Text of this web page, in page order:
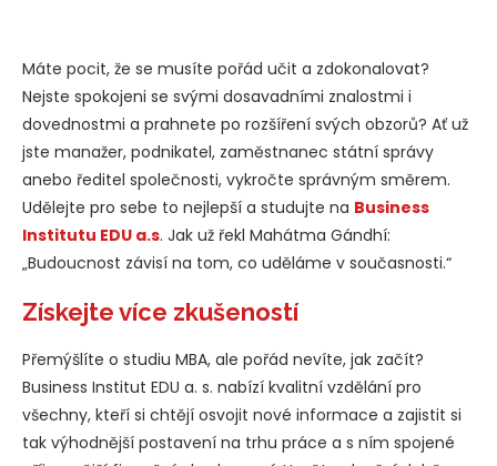
Máte pocit, že se musíte pořád učit a zdokonalovat?
Nejste spokojeni se svými dosavadními znalostmi i
dovednostmi a prahnete po rozšíření svých obzorů? Ať už
jste manažer, podnikatel, zaměstnanec státní správy
anebo ředitel společnosti, vykročte správným směrem.
Udělejte pro sebe to nejlepší a studujte na Business
Institutu EDU a.s. Jak už řekl Mahátma Gándhí:
„Budoucnost závisí na tom, co uděláme v současnosti.“
Získejte více zkušeností
Přemýšlíte o studiu MBA, ale pořád nevíte, jak začít?
Business Institut EDU a. s. nabízí kvalitní vzdělání pro
všechny, kteří si chtějí osvojit nové informace a zajistit si
tak výhodnější postavení na trhu práce a s ním spojené